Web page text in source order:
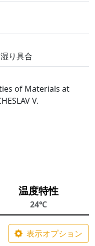
り具合
of Materials at
V.
温度特性
24℃
表示オプション